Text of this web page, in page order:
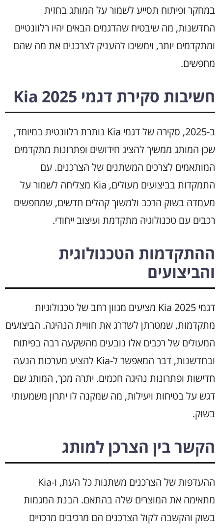
במחקר ופיתוח תסייע לשמור על המותג בחזית
החדשנות, מה שיבטיח שהדגמים הבאים יהיו רלוונטיים
ומתקדמים יותר, וימשיכו להעניק לצרכנים את מה שהם
מחפשים.
חשיבות סקירת דגמי Kia 2025
ב-2025, סקירה של דגמי Kia נותרת רלוונטית במיוחד,
שכן המותג ממשיך להציג חידושים ופתרונות מתקדמים
המותאמים לצרכים המשתנים של הצרכנים. עם
התמקדות בביצועים מעולים, Kia מצליחה לשמור על
מעמדה בשוק הרכב ולמשוך קהלים חדשים, שמחפשים
רכבים עם טכנולוגיה מתקדמת ועיצוב ייחודי.
ההתקדמות הטכנולוגית
והביצועים
דגמי Kia 2025 מציעים מגוון רחב של טכנולוגיות
מתקדמות, שמטרתן לשדרג את חוויית הנהיגה. הביצועים
המעולים של רכבים אלו נובעים מהשקעה רבה בפיתוח
ובחדשנות, דבר המאפשר ל-Kia להציע מערכות הנעה
חדישות ופתרונות נהיגה חכמים. יתרה מכך, המותג שם
דגש על בטיחות ויעילות, מה שמקנה לו יתרון משמעותי
בשוק.
הקשר בין הצרכן למותג
ההעדפות של הצרכנים משתנות כל העת, ו-Kia
מתאימה את המוצרים שלה בהתאם. הבנת המגמות
בשוק והקשבה לקול הצרכנים הם מרכיבים מרכזיים